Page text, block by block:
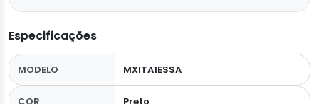
Especificações
MODELO MXITA1ESSA